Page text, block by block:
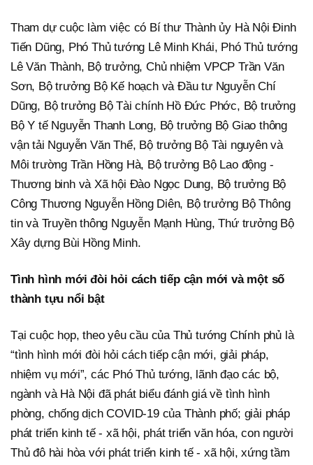
Tham dự cuộc làm việc có Bí thư Thành ủy Hà Nội Đinh
Tiến Dũng, Phó Thủ tướng Lê Minh Khái, Phó Thủ tướng
Lê Văn Thành, Bộ trưởng, Chủ nhiệm VPCP Trần Văn
Sơn, Bộ trưởng Bộ Kế hoạch và Đầu tư Nguyễn Chí
Dũng, Bộ trưởng Bộ Tài chính Hồ Đức Phớc, Bộ trưởng
Bộ Y tế Nguyễn Thanh Long, Bộ trưởng Bộ Giao thông
vận tải Nguyễn Văn Thể, Bộ trưởng Bộ Tài nguyên và
Môi trường Trần Hồng Hà, Bộ trưởng Bộ Lao động -
Thương binh và Xã hội Đào Ngọc Dung, Bộ trưởng Bộ
Công Thương Nguyễn Hồng Diên, Bộ trưởng Bộ Thông
tin và Truyền thông Nguyễn Mạnh Hùng, Thứ trưởng Bộ
Xây dựng Bùi Hồng Minh.
Tình hình mới đòi hỏi cách tiếp cận mới và một số
thành tựu nổi bật
Tại cuộc họp, theo yêu cầu của Thủ tướng Chính phủ là
“tình hình mới đòi hỏi cách tiếp cận mới, giải pháp,
nhiệm vụ mới”, các Phó Thủ tướng, lãnh đạo các bộ,
ngành và Hà Nội đã phát biểu đánh giá về tình hình
phòng, chống dịch COVID-19 của Thành phố; giải pháp
phát triển kinh tế - xã hội, phát triển văn hóa, con người
Thủ đô hài hòa với phát triển kinh tế - xã hội, xứng tầm